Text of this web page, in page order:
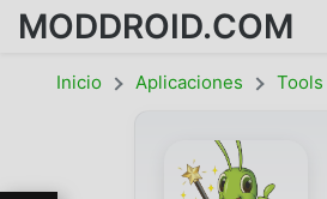
MODDROID.COM
Inicio Aplicaciones Tools